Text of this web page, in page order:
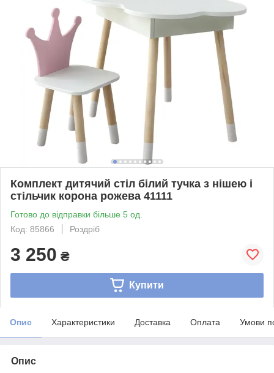
Комплект дитячий стіл білий тучка з нішею і
стільчик корона рожева 41111
Готово до відправки більше 5 од.
Код: 85866
Роздріб
3 250 ₴
Купити
Опис Характеристики Доставка Оплата Умови
Опис